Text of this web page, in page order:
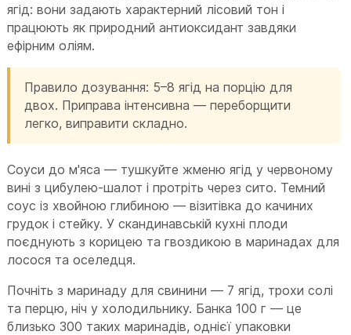
ягід: вони задають характерний лісовий тон і
працюють як природний антиоксидант завдяки
ефірним оліям.
Правило дозування: 5–8 ягід на порцію для
двох. Приправа інтенсивна — переборщити
легко, виправити складно.
Соуси до м'яса — тушкуйте жменю ягід у червоному
вині з цибулею-шалот і протріть через сито. Темний
соус із хвойною глибиною — візитівка до качиних
грудок і стейку. У скандинавській кухні плоди
поєднують з корицею та гвоздикою в маринадах для
лосося та оселедця.
Почніть з маринаду для свинини — 7 ягід, трохи солі
та перцю, ніч у холодильнику. Банка 100 г — це
близько 300 таких маринадів, однієї упаковки